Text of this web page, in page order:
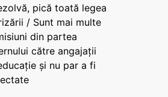
pică toată legea
/ Sunt mai multe
din partea
către angajații
și nu par a fi